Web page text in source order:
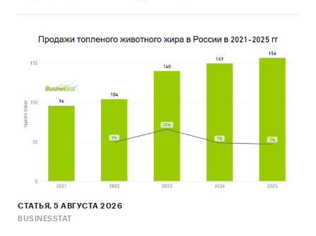
СТАТЬЯ, 5 АВГУСТА 2026
BUSINESSTAT